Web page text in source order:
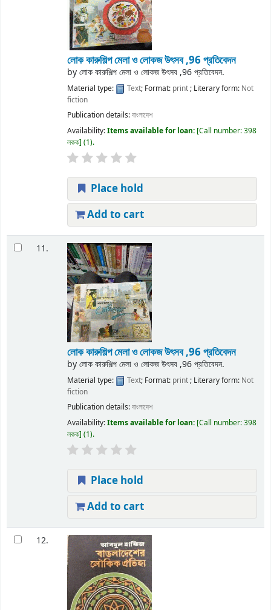
লোক কারুশিল্প মেলা ও লোকজ উৎসব ,96 প্রতিবেদন
byলোক কারুশিল্প মেলা ও লোকজ উৎসব ,96 প্রতিবেদন.
Material type: Text; Format: print; Literary form: Not
fiction
Publication details:বাংলাদেশ
Availability:Items available for loan: Call number:398
লকক (1).
Place hold
Add to cart
11.
লোক কারুশিল্প মেলা ও লোকজ উৎসব ,96 প্রতিবেদন
byলোক কারুশিল্প মেলা ও লোকজ উৎসব ,96 প্রতিবেদন.
Material type: Text; Format: print; Literary form: Not
fiction
Publication details:বাংলাদেশ
Availability:Items available for loan: Call number:398
লকক (1).
Place hold
Add to cart
12.